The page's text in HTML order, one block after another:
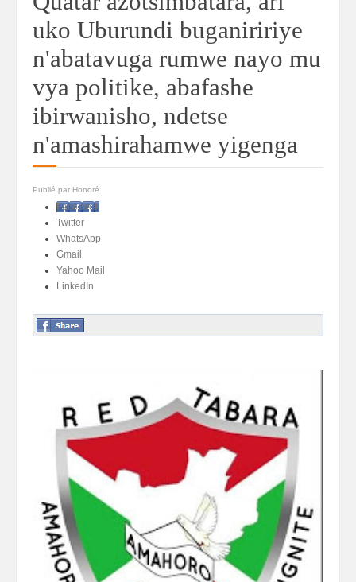
uko Uburundi buganiririye
n'abatavuga rumwe nayo mu
vya politike, abafashe
ibirwanisho, ndetse
n'amashirahamwe yigenga
Publié par Honoré.
Facebook
Twitter
WhatsApp
Gmail
Yahoo Mail
LinkedIn